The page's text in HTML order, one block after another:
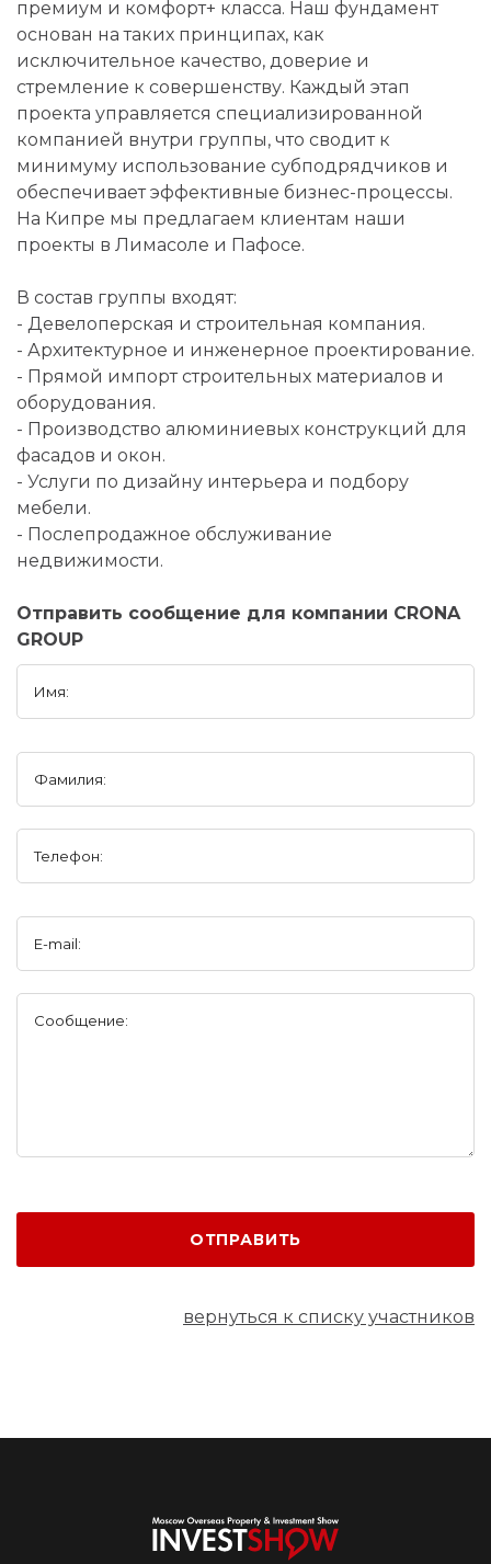
премиум и комфорт+ класса. Наш фундамент
основан на таких принципах, как
исключительное качество, доверие и
стремление к совершенству. Каждый этап
проекта управляется специализированной
компанией внутри группы, что сводит к
минимуму использование субподрядчиков и
обеспечивает эффективные бизнес-процессы.
На Кипре мы предлагаем клиентам наши
проекты в Лимасоле и Пафосе.
В состав группы входят:
- Девелоперская и строительная компания.
- Архитектурное и инженерное проектирование.
- Прямой импорт строительных материалов и
оборудования.
- Производство алюминиевых конструкций для
фасадов и окон.
- Услуги по дизайну интерьера и подбору
мебели.
- Послепродажное обслуживание
недвижимости.
Отправить сообщение для компании CRONA
GROUP
Имя:
Фамилия:
Телефон:
E-mail:
Сообщение:
ОТПРАВИТЬ
вернуться к списку участников